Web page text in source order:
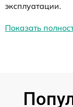
эксплуатации.
Показать